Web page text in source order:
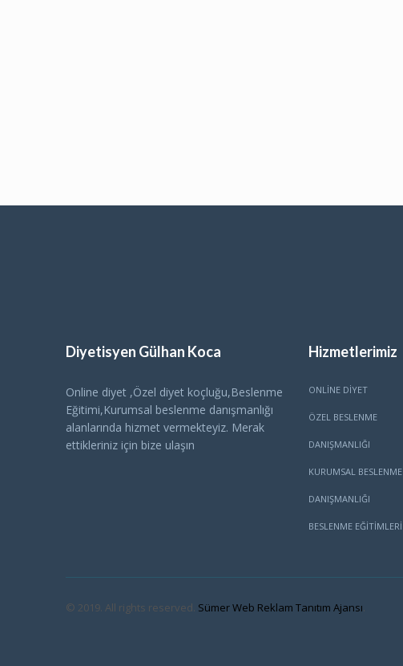
Diyetisyen Gülhan Koca
Online diyet ,Özel diyet koçluğu,Beslenme
Eğitimi,Kurumsal beslenme danışmanlığı
alanlarında hizmet vermekteyiz. Merak
ettikleriniz için bize ulaşın
Hizmetlerimiz
ONLINE DIYET
ÖZEL BESLENME
DANIŞMANLIĞI
KURUMSAL BESLENME
DANIŞMANLIĞI
BESLENME EĞITIMLERI
© 2019. All rights reserved. Sümer Web Reklam Tanıtım Ajansı.